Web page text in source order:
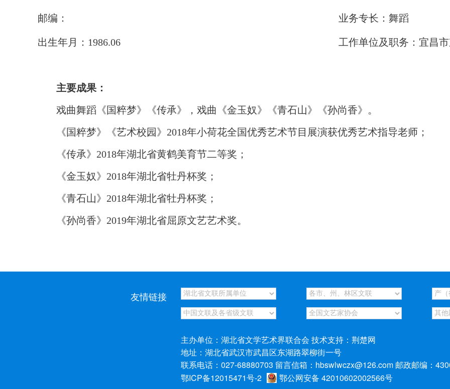
邮编： 业务专长：舞蹈
出生年月：1986.06 工作单位及职务：宜昌
主要成果：
戏曲舞蹈《国粹梦》《传承》，戏曲《金玉奴》《青石山》《孙尚香》。
《国粹梦》《艺术校园》2018年小荷花全国优秀艺术节目展演获优秀艺术指导老师；
《传承》2018年湖北省黄鹤美育节二等奖；
《金玉奴》2018年湖北省牡丹杯奖；
《青石山》2018年湖北省牡丹杯奖；
《孙尚香》2019年湖北省屈原文艺艺术奖。
友情链接
主办单位：湖北省文学艺术界联合会 技术支持：荆楚网
地址：湖北省武汉市武昌区东湖路翠柳街一号
联系电话：027-68880703 留言信箱：hbswlwczx@126.com 邮政邮编：
鄂ICP备12015471号-2
鄂公网安备 42010602002566号